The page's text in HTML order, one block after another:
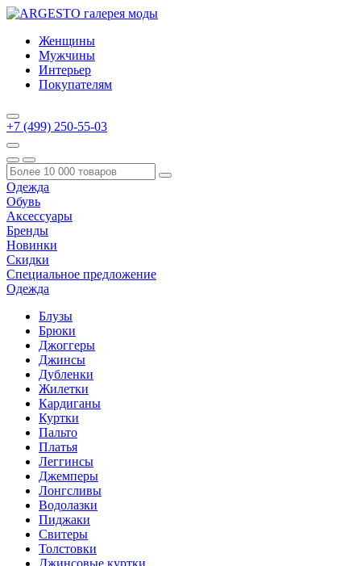
Женщины
Мужчины
Интерьер
Покупателям
+7 (499) 250-55-03
Одежда
Обувь
Аксессуары
Бренды
Новинки
Скидки
Специальное предложение
Одежда
Блузы
Брюки
Джоггеры
Джинсы
Дубленки
Жилетки
Кардиганы
Куртки
Пальто
Платья
Леггинсы
Джемперы
Лонгсливы
Водолазки
Пиджаки
Свитеры
Толстовки
Джинсовые куртки